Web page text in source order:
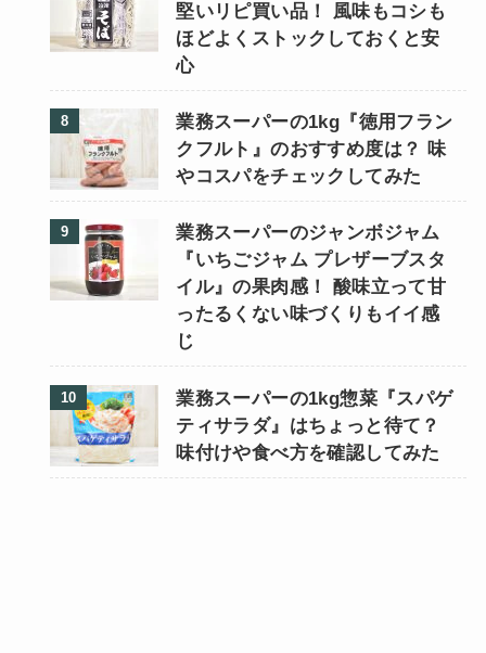
堅いリピ買い品！ 風味もコシも
ほどよくストックしておくと安
心
業務スーパーの1kg『徳用フラン
クフルト』のおすすめ度は？ 味
やコスパをチェックしてみた
業務スーパーのジャンボジャム
『いちごジャム プレザーブスタ
イル』の果肉感！ 酸味立って甘
ったるくない味づくりもイイ感
じ
業務スーパーの1kg惣菜『スパゲ
ティサラダ』はちょっと待て？
味付けや食べ方を確認してみた